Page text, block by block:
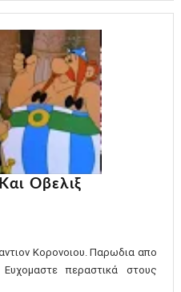
Οβελιξ
Κορονοιου. Παρωδια απο
περαστικά στους